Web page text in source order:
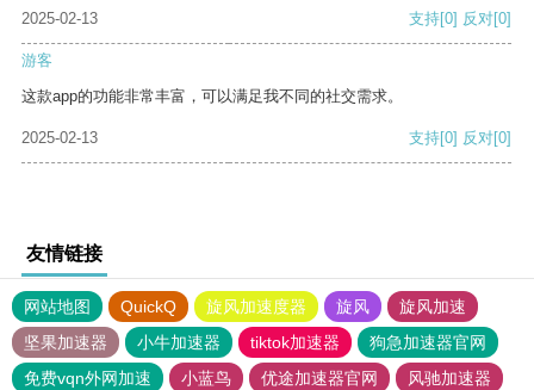
2025-02-13 支持[0] 反对[0]
游客
这款app的功能非常丰富，可以满足我不同的社交需求。
2025-02-13 支持[0] 反对[0]
友情链接
网站地图 QuickQ 旋风加速度器 旋风
旋风加速
坚果加速器
小牛加速器 tiktok加速器
狗急加速器官网
免费vqn外网加速
小蓝鸟 优途加速器官网
风驰加速器